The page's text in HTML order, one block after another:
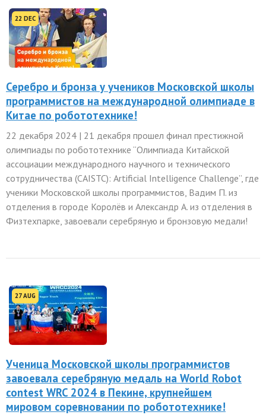
22 DEC
Серебро и бронза у учеников Московской школы
программистов на международной олимпиаде в
Китае по робототехнике!
22 декабря 2024 | 21 декабря прошел финал престижной
олимпиады по робототехнике “Олимпиада Китайской
ассоциации международного научного и технического
сотрудничества (CAISTC): Artificial Intelligence Challenge”, где
ученики Московской школы программистов, Вадим П. из
отделения в городе Королёв и Александр А. из отделения в
Физтехпарке, завоевали серебряную и бронзовую медали!
27 AUG
Ученица Московской школы программистов
завоевала серебряную медаль на World Robot
contest WRC 2024 в Пекине, крупнейшем
мировом соревновании по робототехнике!